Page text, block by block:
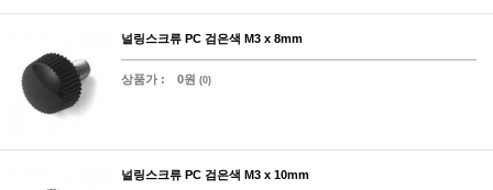
널링스크류 PC 검은색 M3 x 8mm
상품가 : 0원 (0)
널링스크류 PC 검은색 M3 x 10mm